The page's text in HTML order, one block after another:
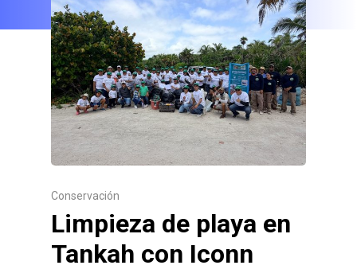
Conservación
Limpieza de playa en
Tankah con Iconn